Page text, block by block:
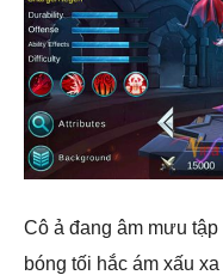
Cô ả đang âm mưu
bóng tối hắc ám xấu